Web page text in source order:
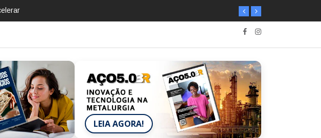
LEIA AGORA!